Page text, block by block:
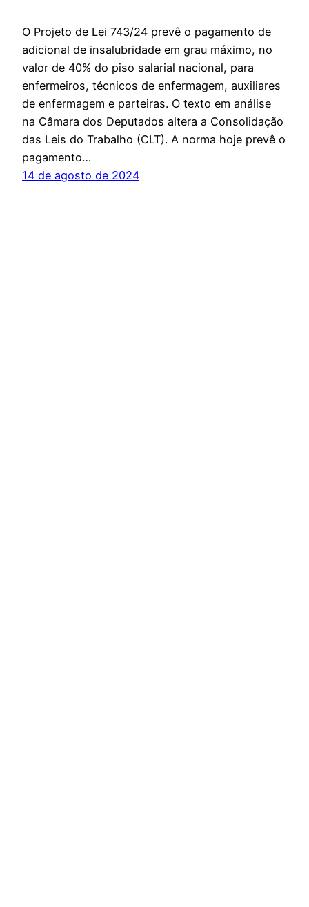
O Projeto de Lei 743/24 prevê o pagamento de
adicional de insalubridade em grau máximo, no
valor de 40% do piso salarial nacional, para
enfermeiros, técnicos de enfermagem, auxiliares
de enfermagem e parteiras. O texto em análise
na Câmara dos Deputados altera a Consolidação
das Leis do Trabalho (CLT). A norma hoje prevê o
pagamento…
14 de agosto de 2024